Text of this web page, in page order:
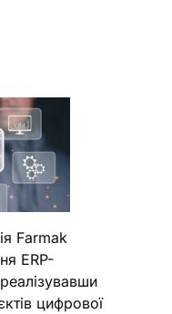
Farmak
ERP-
цифрової